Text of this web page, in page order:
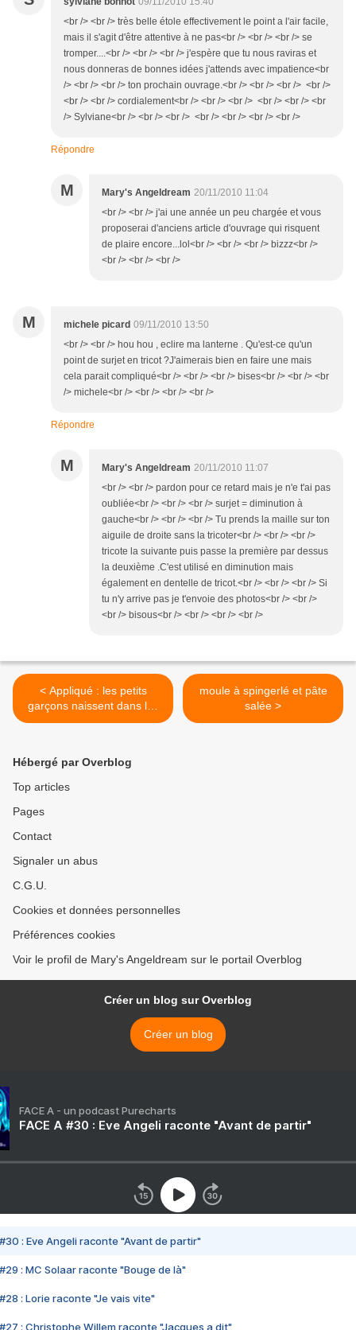
<br /> <br /> très belle étole effectivement le point a l'air facile,
mais il s'agit d'être attentive à ne pas<br /> <br /> <br /> se
tromper....<br /> <br /> <br /> j'espère que tu nous raviras et
nous donneras de bonnes idées j'attends avec impatience<br
/> <br /> <br /> ton prochain ouvrage.<br /> <br /> <br /> <br />
<br /> <br /> cordialement<br /> <br /> <br /> <br /> <br /> <br
/> Sylviane<br /> <br /> <br /> <br /> <br /> <br /> <br />
Répondre
M Mary's Angeldream 20/11/2010 11:04
<br /> <br /> j'ai une année un peu chargée et vous
proposerai d'anciens article d'ouvrage qui risquent
de plaire encore...lol<br /> <br /> <br /> bizzz<br />
<br /> <br /> <br />
M michele picard 09/11/2010 13:50
<br /> <br /> hou hou , eclire ma lanterne . Qu'est-ce qu'un
point de surjet en tricot ?J'aimerais bien en faire une mais
cela parait compliqué<br /> <br /> <br /> bises<br /> <br /> <br
/> michele<br /> <br /> <br /> <br />
Répondre
M Mary's Angeldream 20/11/2010 11:07
<br /> <br /> pardon pour ce retard mais je n'e t'ai pas
oubliée<br /> <br /> <br /> surjet = diminution à
gauche<br /> <br /> <br /> Tu prends la maille sur ton
aiguile de droite sans la tricoter<br /> <br /> <br />
tricote la suivante puis passe la première par dessus
la deuxième .C'est utilisé en diminution mais
également en dentelle de tricot.<br /> <br /> <br /> Si
tu n'y arrive pas je t'envoie des photos<br /> <br />
<br /> bisous<br /> <br /> <br /> <br />
< Appliqué : les petits
garçons naissent dans les
choux
moule à spingerlé et pâte
salée >
Hébergé par Overblog
Top articles
Pages
Contact
Signaler un abus
C.G.U.
Cookies et données personnelles
Préférences cookies
Voir le profil de Mary's Angeldream sur le portail Overblog
Créer un blog sur Overblog
Créer un blog
FACE A - un podcast Purecharts
FACE A #30 : Eve Angeli raconte "Avant de partir"
#30 : Eve Angeli raconte "Avant de partir"
#29 : MC Solaar raconte "Bouge de là"
#28 : Lorie raconte "Je vais vite"
#27 : Christophe Willem raconte "Jacques a dit"